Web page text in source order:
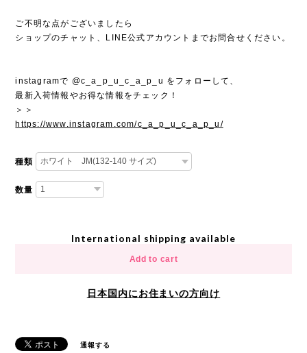
ご不明な点がございましたら
ショップのチャット、LINE公式アカウントまでお問合せください。
instagramで @c_a_p_u_c_a_p_u をフォローして、
最新入荷情報やお得な情報をチェック！
＞＞
https://www.instagram.com/c_a_p_u_c_a_p_u/
種類
数量
International shipping available
Add to cart
日本国内にお住まいの方向け
通報する